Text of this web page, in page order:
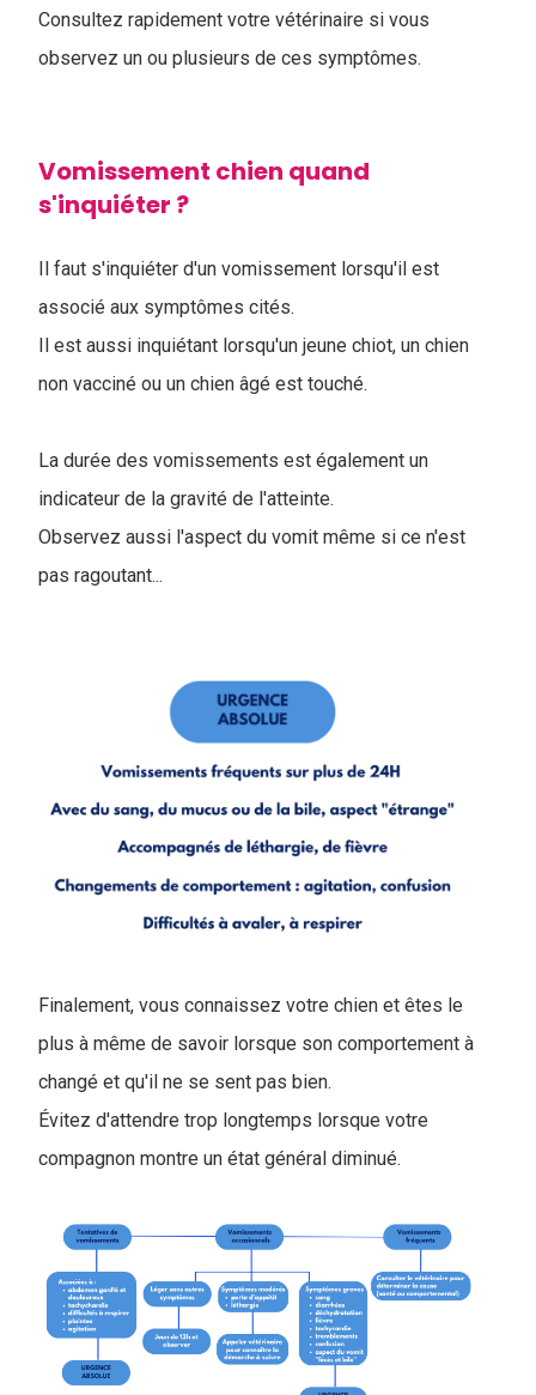
Consultez rapidement votre vétérinaire si vous
observez un ou plusieurs de ces symptômes.
Vomissement chien quand
s'inquiéter ?
Il faut s'inquiéter d'un vomissement lorsqu'il est
associé aux symptômes cités.
Il est aussi inquiétant lorsqu'un jeune chiot, un chien
non vacciné ou un chien âgé est touché.
La durée des vomissements est également un
indicateur de la gravité de l'atteinte.
Observez aussi l'aspect du vomit même si ce n'est
pas ragoutant...
Finalement, vous connaissez votre chien et êtes le
plus à même de savoir lorsque son comportement à
changé et qu'il ne se sent pas bien.
Évitez d'attendre trop longtemps lorsque votre
compagnon montre un état général diminué.